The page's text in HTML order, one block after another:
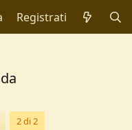
Registrati
2 di 2